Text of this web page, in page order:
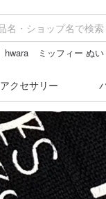
hwara ミッフィー ぬ
アクセサリー